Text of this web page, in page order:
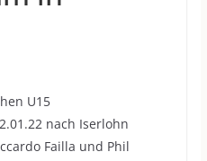
U15
nach Iserlohn
Failla und Phil